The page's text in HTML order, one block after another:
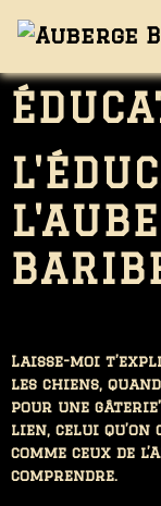
Laisse-moi
les chiens,
pour une
lien, celui qu’on
comme ceux de
comprendre.